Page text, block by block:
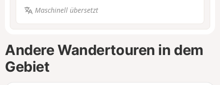
Maschinell übersetzt
Andere Wandertouren in dem
Gebiet